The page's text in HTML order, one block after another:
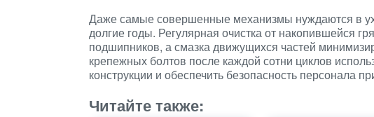
Даже самые совершенные механизмы нуждаются в
долгие годы. Регулярная очистка от накопившейся
подшипников, а смазка движущихся частей
крепежных болтов после каждой сотни циклов
конструкции и обеспечить безопасность персонала
Читайте также: